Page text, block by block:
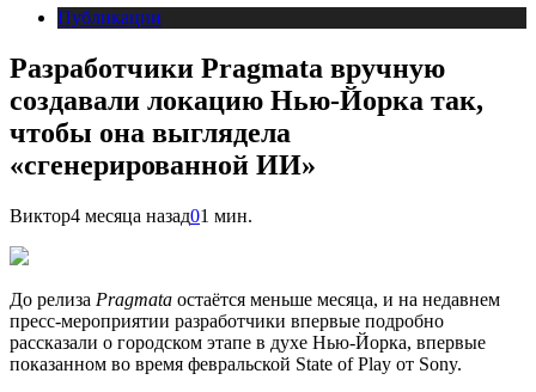
Публикации
Разработчики Pragmata вручную
создавали локацию Нью-Йорка так,
чтобы она выглядела
«сгенерированной ИИ»
Виктор4 месяца назад01 мин.
До релиза Pragmata остаётся меньше месяца, и на недавнем
пресс-мероприятии разработчики впервые подробно
рассказали о городском этапе в духе Нью-Йорка, впервые
показанном во время февральской State of Play от Sony.